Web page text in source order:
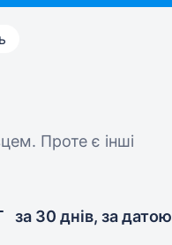
Проте є інші
за 30 днів, за датою